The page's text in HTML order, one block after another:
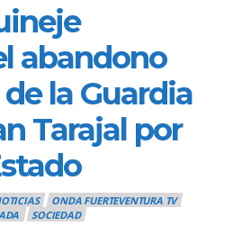
abandono
la Guardia
Tarajal por
ONDA FUERTEVENTURA TV
SOCIEDAD